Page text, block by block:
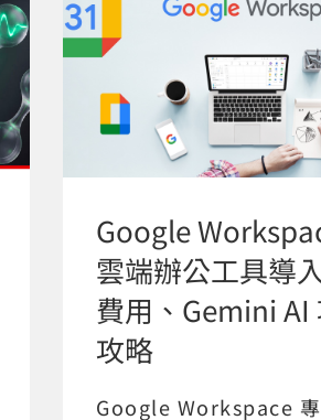
Google
雲端辦公工具導
費用、Gemini AI
攻略
Google Workspace